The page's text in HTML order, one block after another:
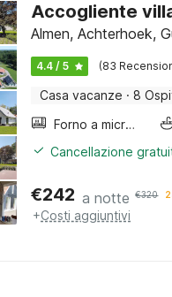
Accogliente
Almen, Achterhoek,
4.4 / 5 (83
Casa vacanze · 8
Forno a microonde combinato
Cancellazione
€242 a notte €320
+Costi aggiuntivi